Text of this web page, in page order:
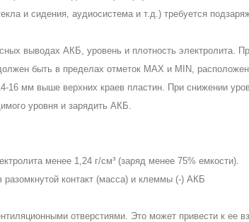
и сидения, аудиосистема и т.д.) требуется
выводах АКБ, уровень и плотность электролита.
быть в пределах отметок MAX и MIN,
16 мм выше верхних краев пластин. При снижении
уровня и зарядить АКБ.
менее 1,24 г/см³ (заряд менее 75% емкости).
контакт (масса) и клеммы (-) АКБ
отверстиями. Это может привести к ее